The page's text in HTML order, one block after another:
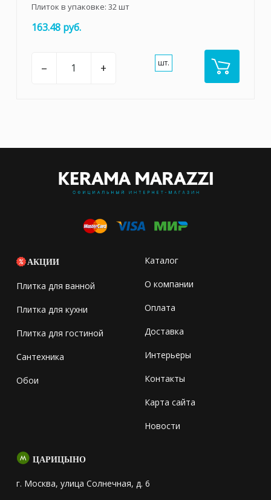
Плиток в упаковке: 32шт
163.48 руб.
– + шт.
АКЦИИ
Плитка для ванной
Плитка для кухни
Плитка для гостиной
Сантехника
Обои
Каталог
О компании
Оплата
Доставка
Интерьеры
Контакты
Карта сайта
Новости
ЦАРИЦЫНО
г. Москва, улица Солнечная, д. 6